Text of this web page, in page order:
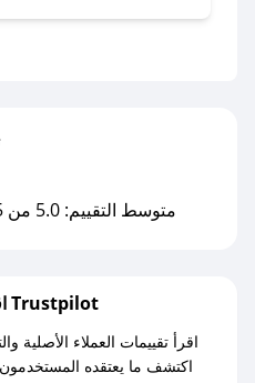
مع صحصح، تسوق بذكاء
متوسط التقييم: 5.0 من 5 نجوم بواسطة 0 مستخدمين
اقرأ تقييمات واراء العملاء على Trustpilot
اقرأ تقييمات العملاء الأصلية
اكتشف ما يعتقده